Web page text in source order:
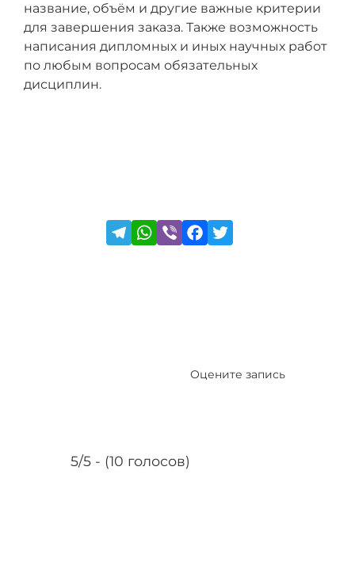
название, объём и другие важные критерии
для завершения заказа. Также возможность
написания дипломных и иных научных работ
по любым вопросам обязательных
дисциплин.
5/5 - (10 голосов)
Оцените запись